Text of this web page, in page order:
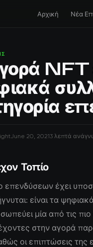
Αρχική Νέα
NFT
June 20, 20213 λεπτά
Τοπίο
επενδύσεων έχει
είναι τα
μία από τις
στην αγορά
οι επιπτώσεις